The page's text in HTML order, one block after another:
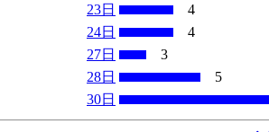
23日
4
24日
4
27日
3
28日
5
30日